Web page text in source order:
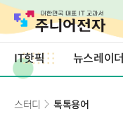
IT핫픽 뉴스레이더
스터디 톡톡용어